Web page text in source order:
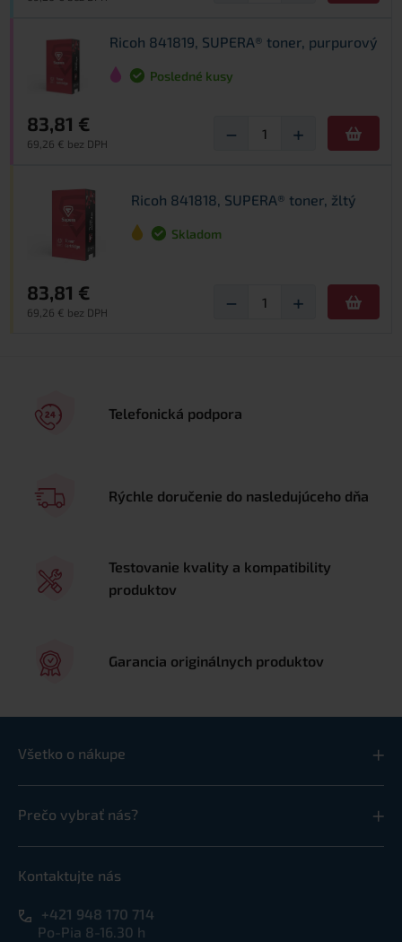
Ricoh 841819, SUPERA® toner, purpurový
Posledné kusy
83,81 €
69,26 € bez DPH − +
Ricoh 841818, SUPERA® toner, žltý
Skladom
83,81 €
69,26 € bez DPH − +
Telefonická podpora
Rýchle doručenie do nasledujúceho dňa
Testovanie kvality a kompatibility
produktov
Garancia originálnych produktov
Všetko o nákupe
Prečo vybrať nás?
Kontaktujte nás
+421 948 170 714
Po-Pia 8-16.30 h